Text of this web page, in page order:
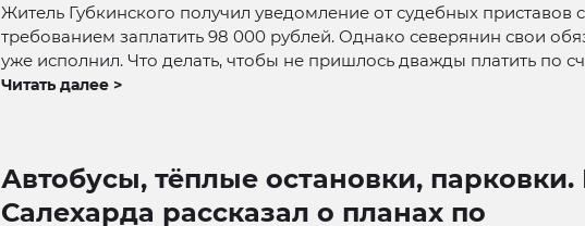
Житель Губкинского получил уведомление от судебных приставов с
требованием заплатить 98 000 рублей. Однако северянин свои
уже исполнил. Что делать, чтобы не пришлось дважды платить по
Читать далее >
Автобусы, тёплые остановки, парковки.
Салехарда рассказал о планах по